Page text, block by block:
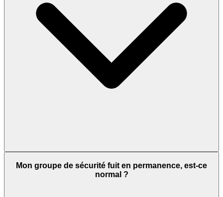
Mon groupe de sécurité fuit en permanence, est-ce
normal ?